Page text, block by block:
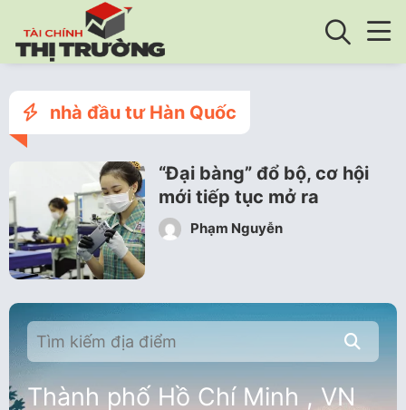
nhà đầu tư Hàn Quốc
“Đại bàng” đổ bộ, cơ hội
mới tiếp tục mở ra
Phạm Nguyễn
Thành phố Hồ Chí Minh , VN